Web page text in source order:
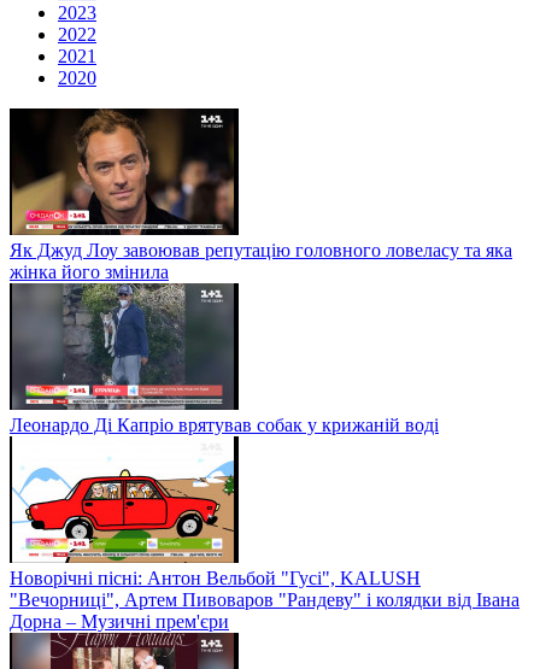
2023
2022
2021
2020
Як Джуд Лоу завоював репутацію головного ловеласу та яка
жінка його змінила
Леонардо Ді Капріо врятував собак у крижаній воді
Новорічні пісні: Антон Вельбой "Гусі", KALUSH
"Вечорниці", Артем Пивоваров "Рандеву" і колядки від Івана
Дорна – Музичні прем'єри